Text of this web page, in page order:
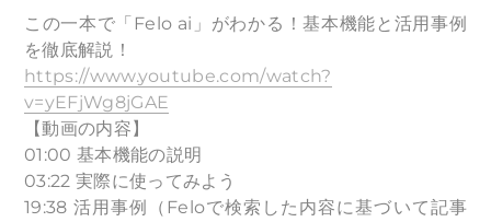
この一本で「Felo ai」がわかる！基本機能と活用事例
を徹底解説！
https://www.youtube.com/watch?
v=yEFjWg8jGAE
【動画の内容】
01:00 基本機能の説明
03:22 実際に使ってみよう
19:38 活用事例（Feloで検索した内容に基づいて記事